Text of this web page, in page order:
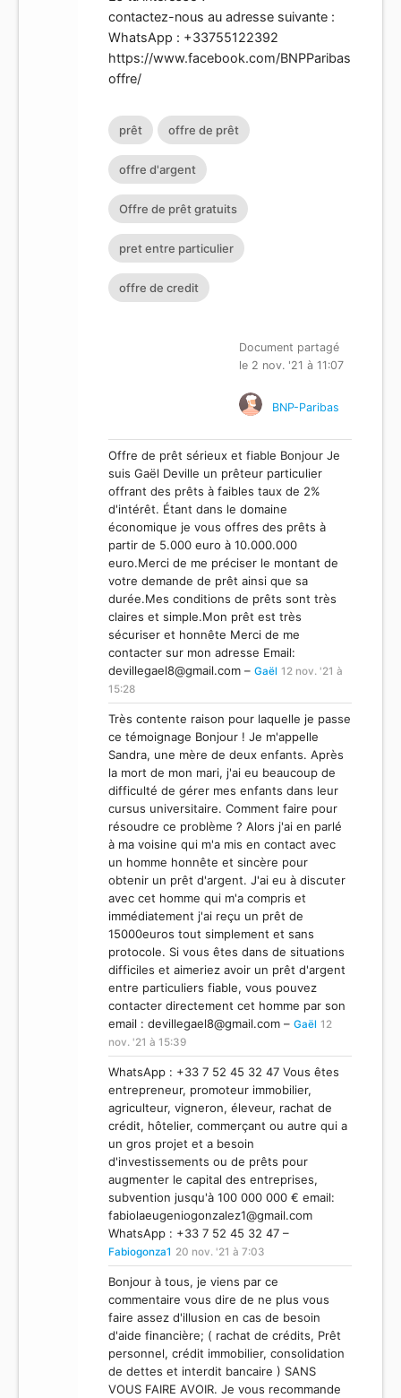
contactez-nous au adresse suivante :
WhatsApp : +33755122392
https://www.facebook.com/BNPParibas
offre/
prêt offre de prêt
offre d'argent
Offre de prêt gratuits
pret entre particulier
offre de credit
Document partagé
le 2 nov. '21 à 11:07
BNP-Paribas
Offre de prêt sérieux et fiable Bonjour Je
suis Gaël Deville un prêteur particulier
offrant des prêts à faibles taux de 2%
d'intérêt. Étant dans le domaine
économique je vous offres des prêts à
partir de 5.000 euro à 10.000.000
euro.Merci de me préciser le montant de
votre demande de prêt ainsi que sa
durée.Mes conditions de prêts sont très
claires et simple.Mon prêt est très
sécuriser et honnête Merci de me
contacter sur mon adresse Email:
devillegael8@gmail.com –Gaël 12 nov. '21 à
15:28
Très contente raison pour laquelle je passe
ce témoignage Bonjour ! Je m'appelle
Sandra, une mère de deux enfants. Après
la mort de mon mari, j'ai eu beaucoup de
difficulté de gérer mes enfants dans leur
cursus universitaire. Comment faire pour
résoudre ce problème ? Alors j'ai en parlé
à ma voisine qui m'a mis en contact avec
un homme honnête et sincère pour
obtenir un prêt d'argent. J'ai eu à discuter
avec cet homme qui m'a compris et
immédiatement j'ai reçu un prêt de
15000euros tout simplement et sans
protocole. Si vous êtes dans de situations
difficiles et aimeriez avoir un prêt d'argent
entre particuliers fiable, vous pouvez
contacter directement cet homme par son
email :devillegael8@gmail.com –Gaël 12
nov. '21 à 15:39
WhatsApp : +33 7 52 45 32 47 Vous êtes
entrepreneur, promoteur immobilier,
agriculteur, vigneron, éleveur, rachat de
crédit, hôtelier, commerçant ou autre qui a
un gros projet et a besoin
d'investissements ou de prêts pour
augmenter le capital des entreprises,
subvention jusqu'à 100 000 000 € email:
fabiolaeugeniogonzalez1@gmail.com
WhatsApp : +33 7 52 45 32 47 –
Fabiogonza1 20 nov. '21 à 7:03
Bonjour à tous, je viens par ce
commentaire vous dire de ne plus vous
faire assez d'illusion en cas de besoin
d'aide financière; ( rachat de crédits, Prêt
personnel, crédit immobilier, consolidation
de dettes et interdit bancaire ) SANS
VOUS FAIRE AVOIR. Je vous recommande